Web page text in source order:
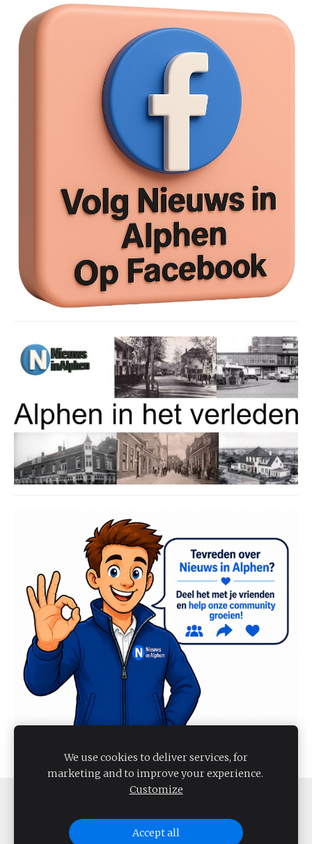
We use cookies to deliver services, for
marketing and to improve your experience.
Customize
Accept all